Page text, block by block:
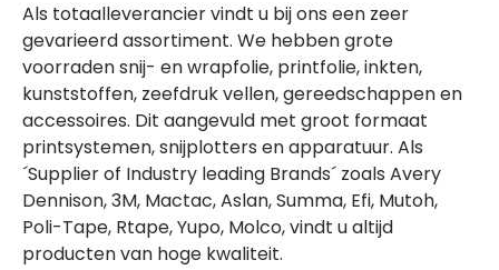
Als totaalleverancier vindt u bij ons een zeer
gevarieerd assortiment. We hebben grote
voorraden snij- en wrapfolie, printfolie, inkten,
kunststoffen, zeefdruk vellen, gereedschappen en
accessoires. Dit aangevuld met groot formaat
printsystemen, snijplotters en apparatuur. Als
´Supplier of Industry leading Brands´ zoals Avery
Dennison, 3M, Mactac, Aslan, Summa, Efi, Mutoh,
Poli-Tape, Rtape, Yupo, Molco, vindt u altijd
producten van hoge kwaliteit.